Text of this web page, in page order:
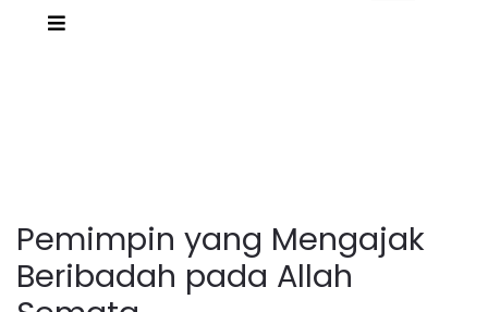
Pemimpin yang Mengajak
Beribadah pada Allah